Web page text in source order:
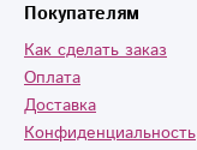
Покупателям
Как сделать заказ
Оплата
Доставка
Конфиденциальность